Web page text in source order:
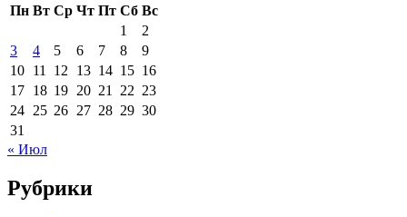
Пн Вт Ср Чт Пт Сб Вс
1
2
3
4 5 6 7 8
9
10 11 12 13 14 15 16
17 18 19 20 21 22 23
24 25 26 27 28 29 30
31
« Июл
Рубрики